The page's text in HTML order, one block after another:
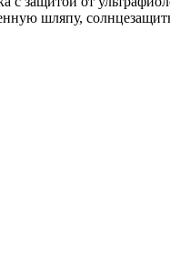
шляпу,